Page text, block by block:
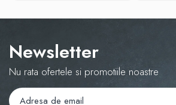
Newsletter
Nu rata ofertele si promotiile noastre